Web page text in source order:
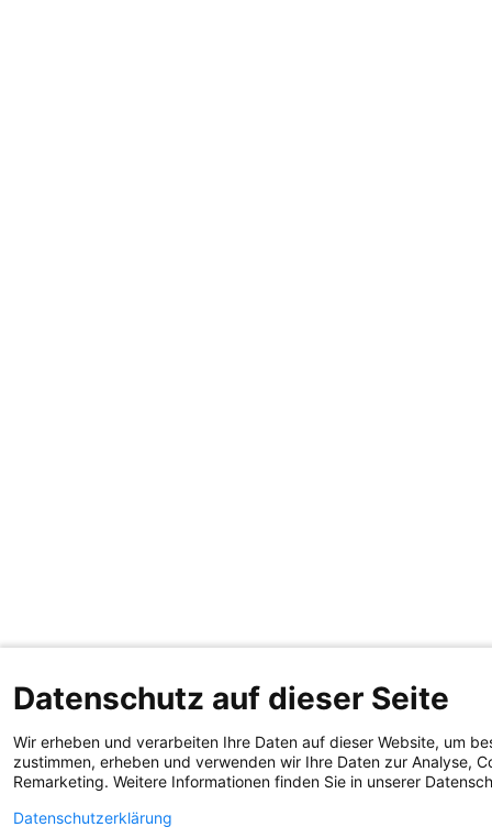
Datenschutz auf dieser Seite
Wir erheben und verarbeiten Ihre Daten auf dieser Website, um
zustimmen, erheben und verwenden wir Ihre Daten zur Analyse,
Remarketing. Weitere Informationen finden Sie in unserer
Datenschutzerklärung